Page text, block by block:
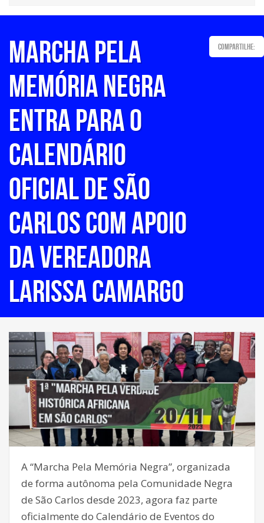
Marcha Pela
Memória Negra
entra para o
Calendário
Oficial de São
Carlos com apoio
da vereadora
Larissa Camargo
Compartilhe:
A “Marcha Pela Memória Negra”, organizada
de forma autônoma pela Comunidade Negra
de São Carlos desde 2023, agora faz parte
oficialmente do Calendário de Eventos do